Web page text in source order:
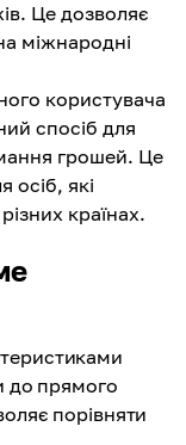
Це дозволяє
міжнародні
користувача
спосіб для
грошей. Це
які
країнах.
до прямого
порівняти